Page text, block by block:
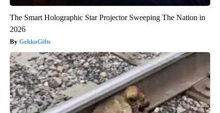
The Smart Holographic Star Projector Sweeping The Nation in
2026
GekkoGifts